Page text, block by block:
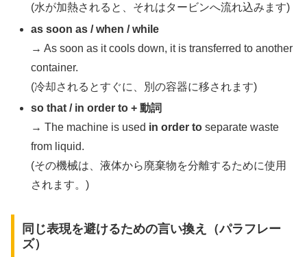
(水が加熱されると、それはタービンへ流れ込みます)
as soon as / when / while
→ As soon as it cools down, it is transferred to another
container.
(冷却されるとすぐに、別の容器に移されます)
so that / in order to + 動詞
→ The machine is used in order to separate waste
from liquid.
(その機械は、液体から廃棄物を分離するために使用
されます。)
同じ表現を避けるための言い換え（パラフレー
ズ）